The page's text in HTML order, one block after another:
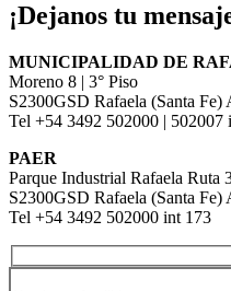
¡Dejanos tu
MUNICIPALIDAD DE
Moreno 8 | 3° Piso
S2300GSD Rafaela (Santa
Tel +54 3492 502000 | 502007
PAER
Parque Industrial Rafaela Ruta
S2300GSD Rafaela (Santa
Tel +54 3492 502000 int 173